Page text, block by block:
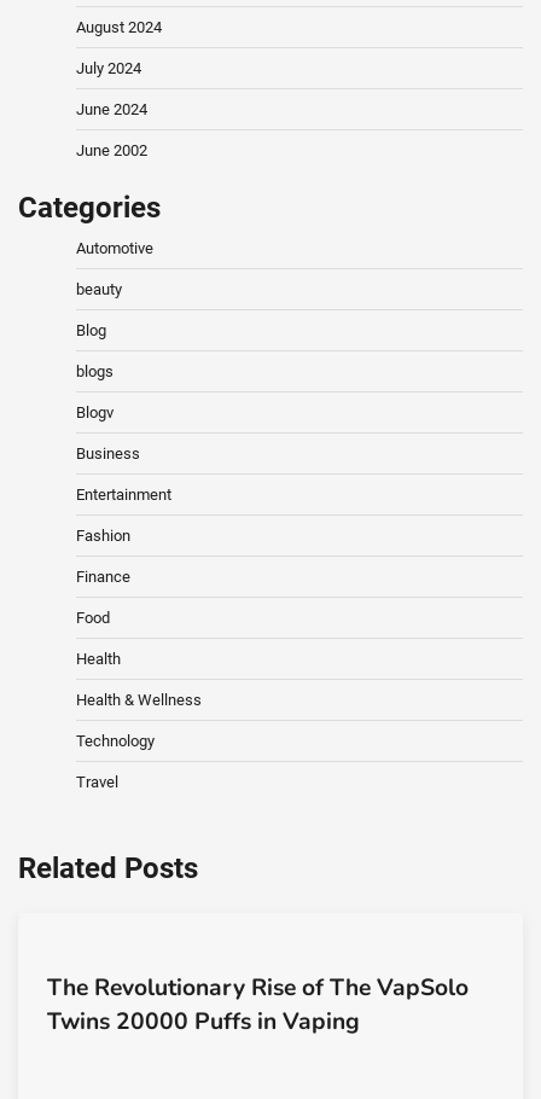
August 2024
July 2024
June 2024
June 2002
Categories
Automotive
beauty
Blog
blogs
Blogv
Business
Entertainment
Fashion
Finance
Food
Health
Health & Wellness
Technology
Travel
Related Posts
The Revolutionary Rise of The VapSolo
Twins 20000 Puffs in Vaping